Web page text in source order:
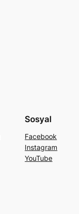
Sosyal
Facebook
Instagram
YouTube